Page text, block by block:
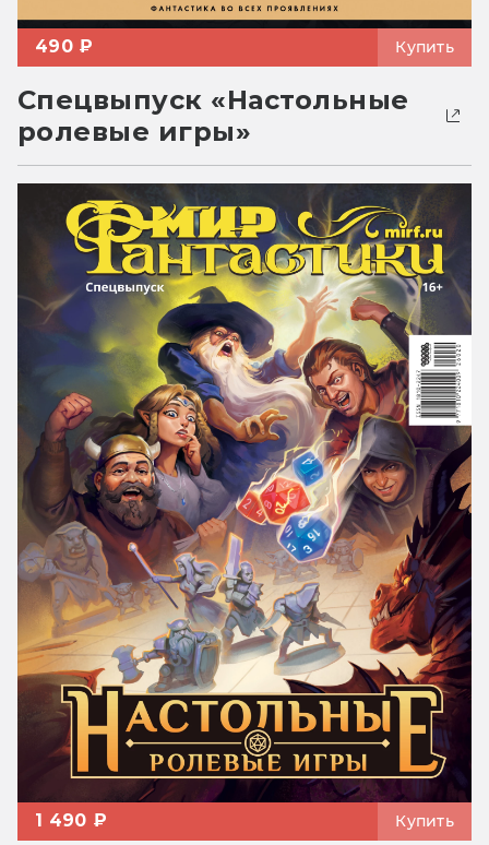
490 ₽ Купить
Спецвыпуск «Настольные
ролевые игры»
1 490 ₽ Купить